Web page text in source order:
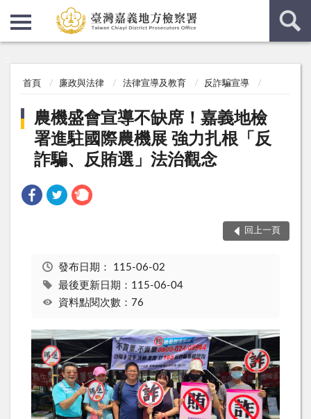
首頁 廉政與法律 法律宣導及教育 反詐騙宣導
農機盛會宣導不缺席！嘉義地檢
署進駐國際農機展 強力扎根「反
詐騙、反賄選」法治觀念
回上一頁
發布日期： 115-06-02
最後更新日期：115-06-04
資料點閱次數：76